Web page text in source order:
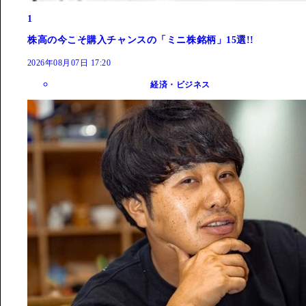
1
株高の今こそ購入チャンスの「ミニ株銘柄」15選!!
2026年08月07日 17:20
経済・ビジネス